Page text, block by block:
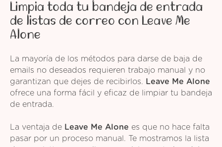
Limpia toda tu bandeja de entrada
de listas de correo con Leave Me
Alone
La mayoría de los métodos para darse de baja de
emails no deseados requieren trabajo manual y no
garantizan que dejes de recibirlos. Leave Me Alone
ofrece una forma fácil y eficaz de limpiar tu bandeja
de entrada.
La ventaja de Leave Me Alone es que no hace falta
pasar por un proceso manual. Te mostramos la lista